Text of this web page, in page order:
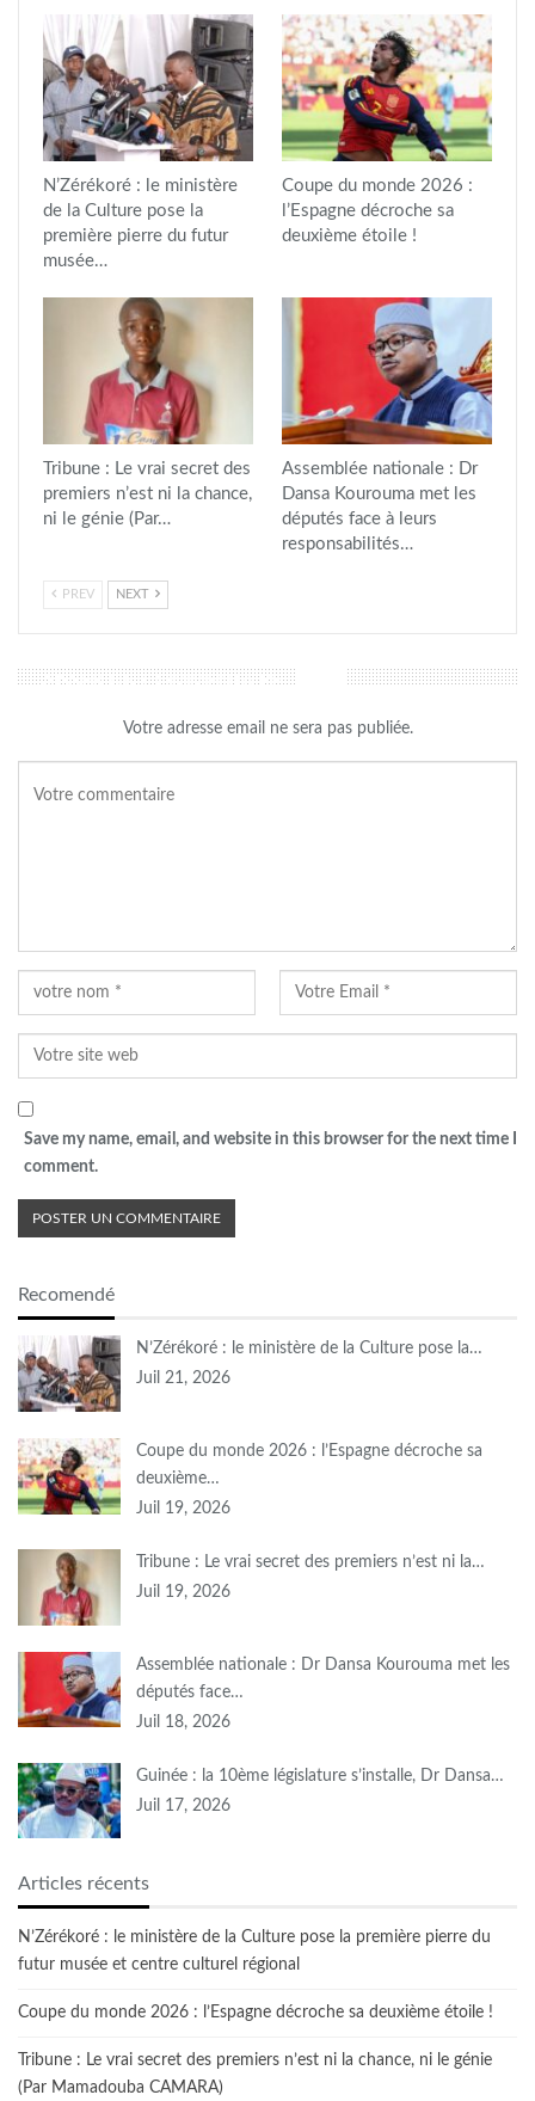
N’Zérékoré : le ministère
de la Culture pose la
première pierre du futur
musée…
Coupe du monde 2026 :
l’Espagne décroche sa
deuxième étoile !
Tribune : Le vrai secret des
premiers n’est ni la chance,
ni le génie (Par…
Assemblée nationale : Dr
Dansa Kourouma met les
députés face à leurs
responsabilités…
PREV NEXT
LAISSER UN COMMENTAIRE
Votre adresse email ne sera pas publiée.
Save my name, email, and website in this browser for the next time I
comment.
Recomendé
N’Zérékoré : le ministère de la Culture pose la…
Juil 21, 2026
Coupe du monde 2026 : l’Espagne décroche sa
deuxième…
Juil 19, 2026
Tribune : Le vrai secret des premiers n’est ni la…
Juil 19, 2026
Assemblée nationale : Dr Dansa Kourouma met les
députés face…
Juil 18, 2026
Guinée : la 10ème législature s’installe, Dr Dansa…
Juil 17, 2026
Articles récents
N’Zérékoré : le ministère de la Culture pose la première pierre du
futur musée et centre culturel régional
Coupe du monde 2026 : l’Espagne décroche sa deuxième étoile !
Tribune : Le vrai secret des premiers n’est ni la chance, ni le génie
(Par Mamadouba CAMARA)